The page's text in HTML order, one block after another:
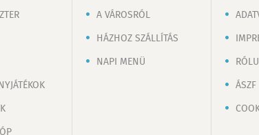
A VÁROSRÓL
HÁZHOZ SZÁLLÍTÁS
NAPI MENÜ
ÁSZF